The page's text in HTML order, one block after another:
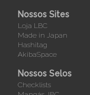
Nossos Sites
Loja LBC
Made in Japan
Hashitag
AkibaSpace
Nossos Selos
Checklists